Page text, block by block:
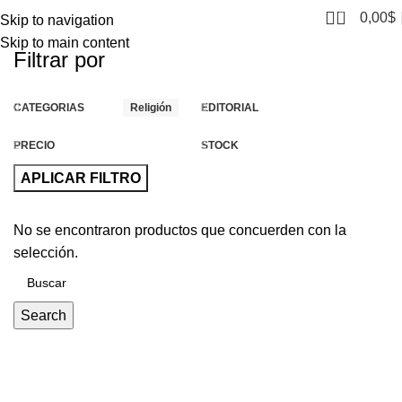
Skip to navigation
Skip to main content
0 0,00$
Filtrar por
CATEGORIAS Religión EDITORIAL
PRECIO STOCK
APLICAR FILTRO
No se encontraron productos que concuerden con la
selección.
Search